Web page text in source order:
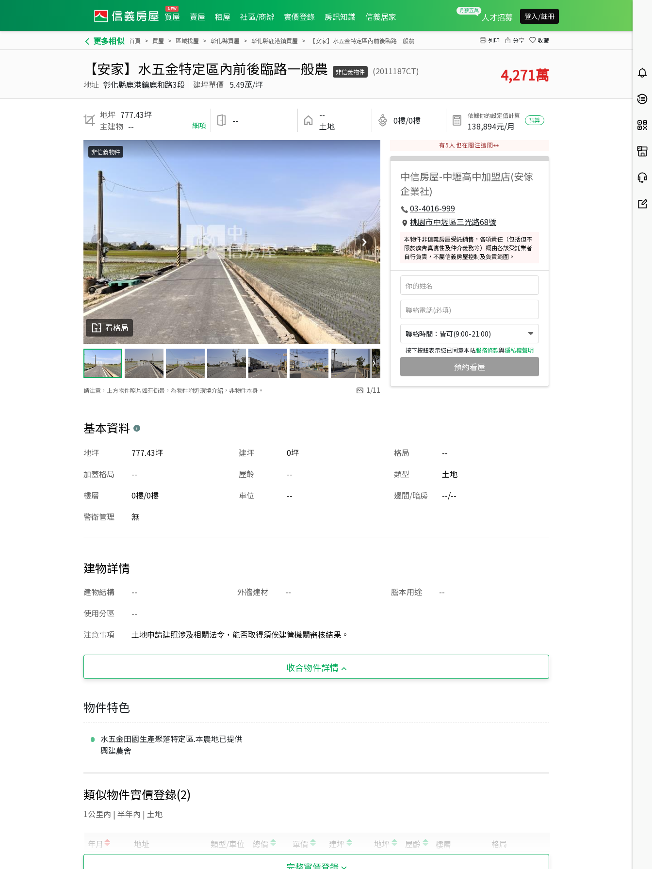
買屋 賣屋 租屋 社區/商辦 實價登錄 房訊知識 信義居家 人才招募 登入/註冊
更多相似 首頁 買屋 區域找屋 彰化縣買屋 彰化縣鹿港鎮買屋 【安家】水五金特定區內前後臨路一般農 列印 分享 收藏
【安家】水五金特定區內前後臨路一般農 非信義物件
(2011187CT)
地址 彰化縣鹿港鎮鹿和路3段 建坪單價 5.49萬/坪 4,271萬
地坪 777.43坪
主建物 -- 細項 --
--
土地
0樓/0樓 依據你的設定值計算
138,894元/月
試算
請注意，上方物件照片如有街景，為物件附近環境介紹，非物件本身。 1/11
看格局
非信義物件
有5 人也在關注這間👀
中信房屋-中壢高中加盟店(安傢
企業社)
03-4016-999
桃園市中壢區三光路68號
本物件非信義房屋受託銷售，各項責任（包括但不
限於廣告真實性及仲介義務等）概由各該受託業者
自行負責，不屬信義房屋控制及負責範圍。
聯絡時間：皆可(9:00-21:00)
按下按鈕表示您已同意本站服務條款與隱私權聲明
預約看屋
基本資料
建坪 0坪
地坪 777.43坪 格局
--
加蓋格局
-- 屋齡 -- 類型
土地
樓層
0樓/0樓 車位 -- 邊間/暗房
--/--
警衛管理
無
建物詳情
建物結構 -- 外牆建材 -- 謄本用途
--
使用分區
--
注意事項
土地申請建照涉及相關法令，能否取得須俟建管機關審核結果。
收合物件詳情
物件特色
水五金田園生產聚落特定區.本農地已提供
興建農舍
類似物件實價登錄(2)
1公里內 | 半年內 | 土地